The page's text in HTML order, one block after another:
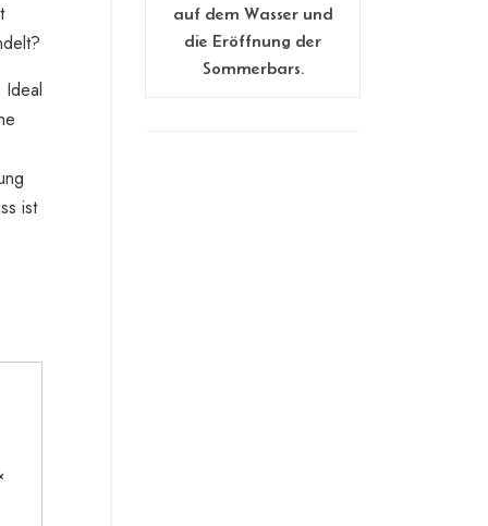
Ideal
ist
auf dem Wasser und
die Eröffnung der
Sommerbars.